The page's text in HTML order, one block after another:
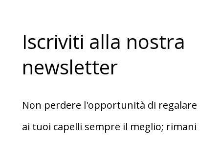
Iscriviti alla nostra
newsletter
Non perdere l'opportunità di regalare
ai tuoi capelli sempre il meglio; rimani